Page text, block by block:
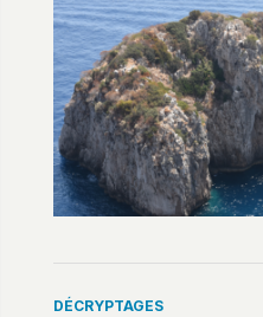
DÉCRYPTAGES